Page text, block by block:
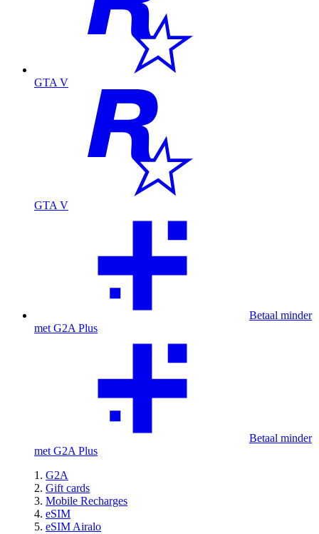
GTA V
GTA V
Betaal minder
met G2A Plus
Betaal minder
met G2A Plus
G2A
Gift cards
Mobile Recharges
eSIM
eSIM Airalo